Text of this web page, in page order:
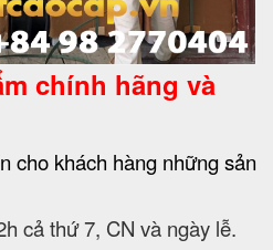
chính hãng và
cho khách hàng những sản
cả thứ 7, CN và ngày lễ.